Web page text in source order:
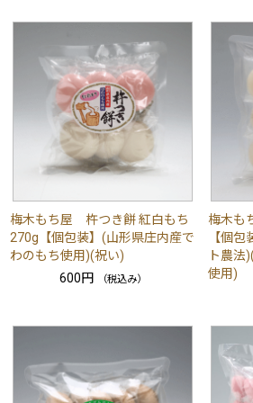
梅木もち屋 杵つき餅 紅白もち
270g【個包装】(山形県庄内産で
わのもち使用)(祝い)
600円
（税込み）
梅木も
【個
ト農法
使用)